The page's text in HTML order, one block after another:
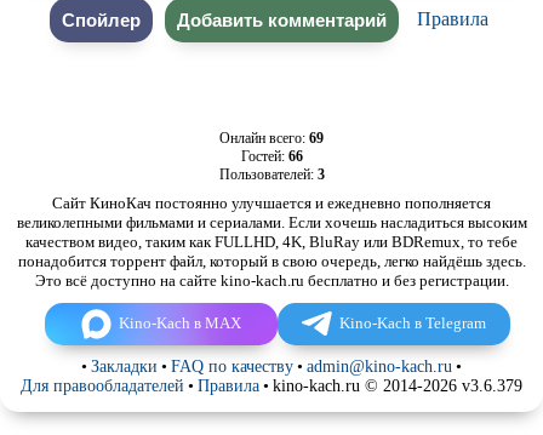
Правила
Онлайн всего: 69
Гостей: 66
Пользователей: 3
Сайт КиноКач постоянно улучшается и ежедневно пополняется
великолепными фильмами и сериалами. Если хочешь насладиться высоким
качеством видео, таким как FULLHD, 4K, BluRay или BDRemux, то тебе
понадобится торрент файл, который в свою очередь, легко найдёшь здесь.
Это всё доступно на сайте kino-kach.ru бесплатно и без регистрации.
Kino-Kach в MAX Kino-Kach в Telegram
• Закладки • FAQ по качеству • admin@kino-kach.ru •
Для правообладателей • Правила • kino-kach.ru © 2014-2026 v3.6.379